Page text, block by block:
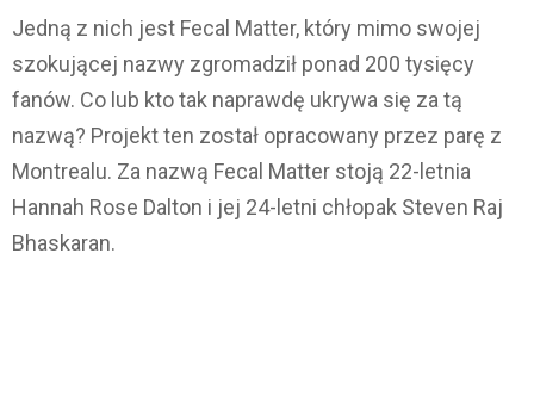
Jedną z nich jest Fecal Matter, który mimo swojej
szokującej nazwy zgromadził ponad 200 tysięcy
fanów. Co lub kto tak naprawdę ukrywa się za tą
nazwą? Projekt ten został opracowany przez parę z
Montrealu. Za nazwą Fecal Matter stoją 22-letnia
Hannah Rose Dalton i jej 24-letni chłopak Steven Raj
Bhaskaran.